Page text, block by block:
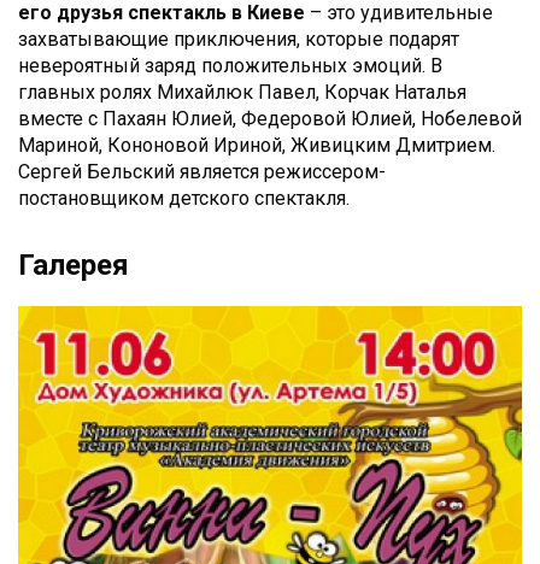
его друзья спектакль в Киеве – это удивительные
захватывающие приключения, которые подарят
невероятный заряд положительных эмоций. В
главных ролях Михайлюк Павел, Корчак Наталья
вместе с Пахаян Юлией, Федеровой Юлией, Нобелевой
Мариной, Кононовой Ириной, Живицким Дмитрием.
Сергей Бельский является режиссером-
постановщиком детского спектакля.
Галерея